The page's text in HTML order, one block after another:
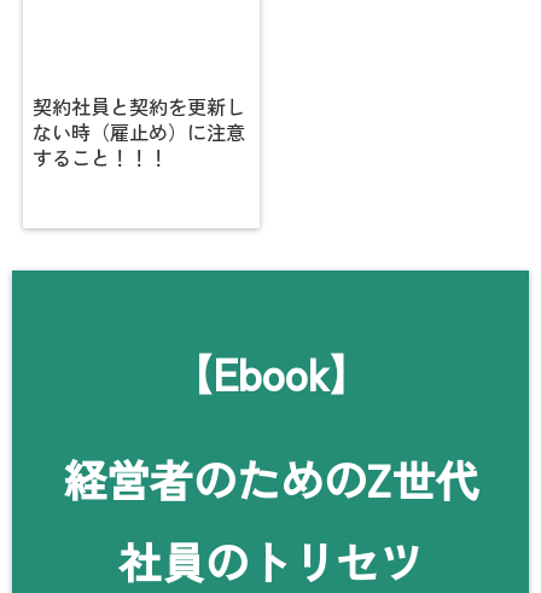
契約社員と契約を更新し
ない時（雇止め）に注意
すること！！！
【Ebook】
経営者のためのZ世代
社員のトリセツ